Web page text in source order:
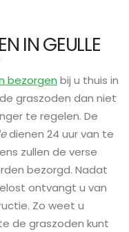
IN GEULLE
bezorgen bij u thuis in
graszoden dan niet
te regelen. De
dienen 24 uur van te
zullen de verse
bezorgd. Nadat
ontvangt u van
Zo weet u
de graszoden kunt